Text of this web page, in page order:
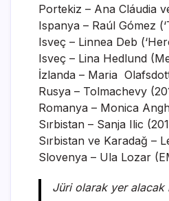
Portekiz – Ana Cláudia
Ispanya – Raúl Gómez
Isveç – Linnea Deb
Isveç – Lina Hedlund
İzlanda – Maria
Rusya – Tolmachevy
Romanya – Monica
Sırbistan – Sanja Ilic
Sırbistan ve Karadağ –
Slovenya – Ula Lozar
Jüri olarak yer alacak